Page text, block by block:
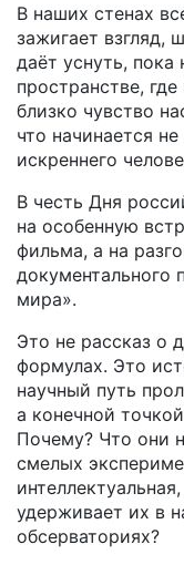
В наших стенах
зажигает взгляд,
даёт уснуть, пока
пространстве,
близко чувство
что начинается
искреннего
В честь Дня
на особенную
фильма, а на
документального
мира».
Это не рассказ о
формулах. Это
научный путь
а конечной
Почему? Что они
смелых
удерживает их в
обсерваториях?